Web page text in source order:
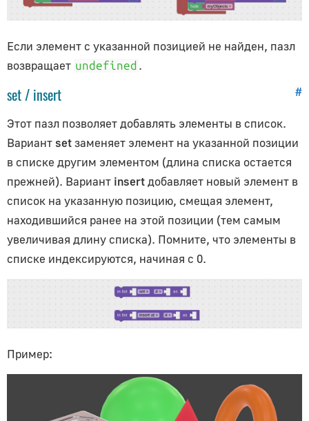
Создание обучающих приложений
Если элемент с указанной позицией не найден, пазл
возвращает undefined .
#
set / insert
Этот пазл позволяет добавлять элементы в список.
Вариантsetзаменяет элемент на указанной позиции
в списке другим элементом (длина списка остается
прежней). Вариант insertдобавляет новый элемент в
список на указанную позицию, смещая элемент,
находившийся ранее на этой позиции (тем самым
увеличивая длину списка). Помните, что элементы в
списке индексируются, начиная с 0.
Пример: